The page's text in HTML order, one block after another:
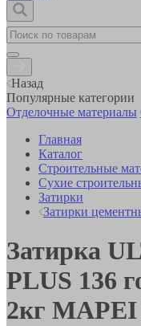
Назад
Популярные категории
Отделочные материалы
Главная
Каталог
Строительные
Сухие
Затирки
Затирки
Затирка
PLUS 136
2кг MAPEI